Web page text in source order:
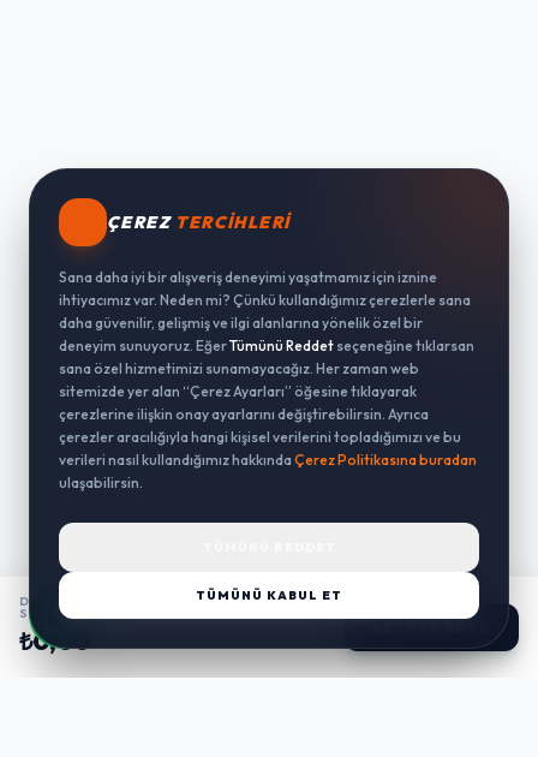
DALER ROWNEY AQUAFINE 1/2 TABLET
SULU BOYA 2'LI SET SILVER IMIT / GOLD IMIT
₺0,00
ÇEREZ TERCIHLERI
Sana daha iyi bir alışveriş deneyimi yaşatmamız için iznine
ihtiyacımız var. Neden mi? Çünkü kullandığımız çerezlerle sana
daha güvenilir, gelişmiş ve ilgi alanlarına yönelik özel bir
deneyim sunuyoruz. EğerTümünü Reddet seçeneğine tıklarsan
sana özel hizmetimizi sunamayacağız. Her zaman web
sitemizde yer alan “Çerez Ayarları” öğesine tıklayarak
çerezlerine ilişkin onay ayarlarını değiştirebilirsin. Ayrıca
çerezler aracılığıyla hangi kişisel verilerini topladığımızı ve bu
verileri nasıl kullandığımız hakkında Çerez Politikasına buradan
ulaşabilirsin.
TÜMÜNÜ KABUL ET